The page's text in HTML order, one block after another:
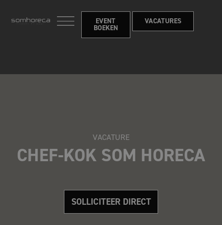
EVENT
BOEKEN
VACATURES
VACATURE
CHEF-KOK SOM HORECA
SOLLICITEER DIRECT